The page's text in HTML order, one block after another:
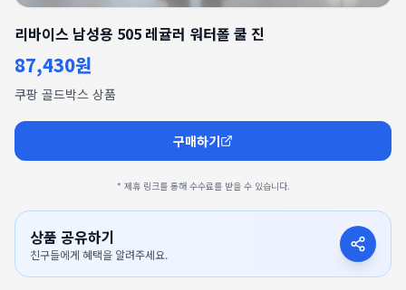
리바이스 남성용 505 레귤러 워터폴 쿨 진
87,430원
쿠팡 골드박스 상품
구매하기
* 제휴 링크를 통해 수수료를 받을 수 있습니다.
상품 공유하기
친구들에게 혜택을 알려주세요.